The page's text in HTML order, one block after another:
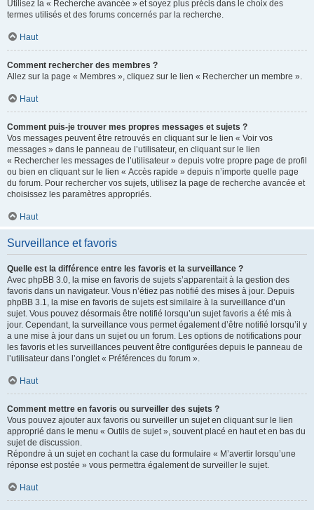
Utilisez la « Recherche avancée » et soyez plus précis dans le choix des
termes utilisés et des forums concernés par la recherche.
Haut
Comment rechercher des membres ?
Allez sur la page « Membres », cliquez sur le lien « Rechercher un membre ».
Haut
Comment puis-je trouver mes propres messages et sujets ?
Vos messages peuvent être retrouvés en cliquant sur le lien « Voir vos
messages » dans le panneau de l’utilisateur, en cliquant sur le lien
« Rechercher les messages de l’utilisateur » depuis votre propre page de profil
ou bien en cliquant sur le lien « Accès rapide » depuis n’importe quelle page
du forum. Pour rechercher vos sujets, utilisez la page de recherche avancée et
choisissez les paramètres appropriés.
Haut
Surveillance et favoris
Quelle est la différence entre les favoris et la surveillance ?
Avec phpBB 3.0, la mise en favoris de sujets s’apparentait à la gestion des
favoris dans un navigateur. Vous n’étiez pas notifié des mises à jour. Depuis
phpBB 3.1, la mise en favoris de sujets est similaire à la surveillance d’un
sujet. Vous pouvez désormais être notifié lorsqu’un sujet favoris a été mis à
jour. Cependant, la surveillance vous permet également d’être notifié lorsqu’il y
a une mise à jour dans un sujet ou un forum. Les options de notifications pour
les favoris et les surveillances peuvent être configurées depuis le panneau de
l’utilisateur dans l’onglet « Préférences du forum ».
Haut
Comment mettre en favoris ou surveiller des sujets ?
Vous pouvez ajouter aux favoris ou surveiller un sujet en cliquant sur le lien
approprié dans le menu « Outils de sujet », souvent placé en haut et en bas du
sujet de discussion.
Répondre à un sujet en cochant la case du formulaire « M’avertir lorsqu’une
réponse est postée » vous permettra également de surveiller le sujet.
Haut